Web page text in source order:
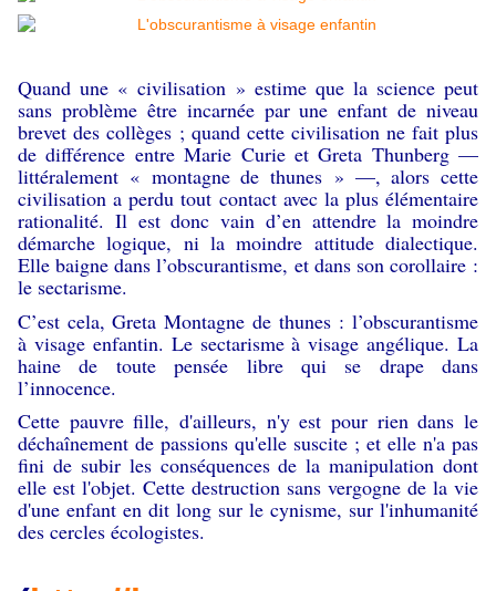
Quand une « civilisation » estime que la science peut
sans problème être incarnée par une enfant de niveau
brevet des collèges ; quand cette civilisation ne fait plus
de différence entre Marie Curie et Greta Thunberg —
littéralement « montagne de thunes » —, alors cette
civilisation a perdu tout contact avec la plus élémentaire
rationalité. Il est donc vain d’en attendre la moindre
démarche logique, ni la moindre attitude dialectique.
Elle baigne dans l’obscurantisme, et dans son corollaire :
le sectarisme.
C’est cela, Greta Montagne de thunes : l’obscurantisme
à visage enfantin. Le sectarisme à visage angélique. La
haine de toute pensée libre qui se drape dans
l’innocence.
Cette pauvre fille, d'ailleurs, n'y est pour rien dans le
déchaînement de passions qu'elle suscite ; et elle n'a pas
fini de subir les conséquences de la manipulation dont
elle est l'objet. Cette destruction sans vergogne de la vie
d'une enfant en dit long sur le cynisme, sur l'inhumanité
des cercles écologistes.